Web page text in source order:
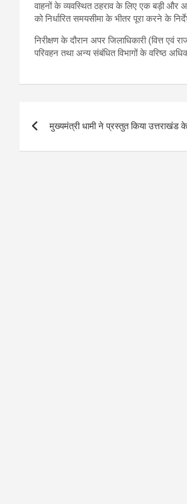
वाहनों के व्यवस्थित ठहराव के लिए एक बड़ी और
को निर्धारित समयसीमा के भीतर पूरा करने के
निरीक्षण के दौरान अपर जिलाधिकारी (वित्त एवं
परिवहन तथा अन्य संबंधित विभागों के वरिष्ठ
navigation
मुख्यमंत्री धामी ने प्रस्तुत किया उत्तराखंड